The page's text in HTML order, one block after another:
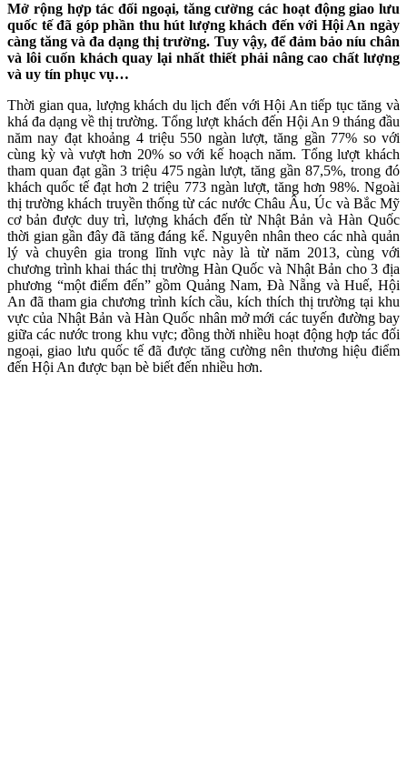
Mở rộng hợp tác đối ngoại, tăng cường các hoạt động giao lưu
quốc tế đã góp phần thu hút lượng khách đến với Hội An ngày
càng tăng và đa dạng thị trường. Tuy vậy, để đảm bảo níu chân
và lôi cuốn khách quay lại nhất thiết phải nâng cao chất lượng
và uy tín phục vụ…
Thời gian qua, lượng khách du lịch đến với Hội An tiếp tục tăng và
khá đa dạng về thị trường. Tổng lượt khách đến Hội An 9 tháng đầu
năm nay đạt khoảng 4 triệu 550 ngàn lượt, tăng gần 77% so với
cùng kỳ và vượt hơn 20% so với kế hoạch năm. Tổng lượt khách
tham quan đạt gần 3 triệu 475 ngàn lượt, tăng gần 87,5%, trong đó
khách quốc tế đạt hơn 2 triệu 773 ngàn lượt, tăng hơn 98%. Ngoài
thị trường khách truyền thống từ các nước Châu Âu, Úc và Bắc Mỹ
cơ bản được duy trì, lượng khách đến từ Nhật Bản và Hàn Quốc
thời gian gần đây đã tăng đáng kể. Nguyên nhân theo các nhà quản
lý và chuyên gia trong lĩnh vực này là từ năm 2013, cùng với
chương trình khai thác thị trường Hàn Quốc và Nhật Bản cho 3 địa
phương “một điểm đến” gồm Quảng Nam, Đà Nẵng và Huế, Hội
An đã tham gia chương trình kích cầu, kích thích thị trường tại khu
vực của Nhật Bản và Hàn Quốc nhân mở mới các tuyến đường bay
giữa các nước trong khu vực; đồng thời nhiều hoạt động hợp tác đối
ngoại, giao lưu quốc tế đã được tăng cường nên thương hiệu điểm
đến Hội An được bạn bè biết đến nhiều hơn.